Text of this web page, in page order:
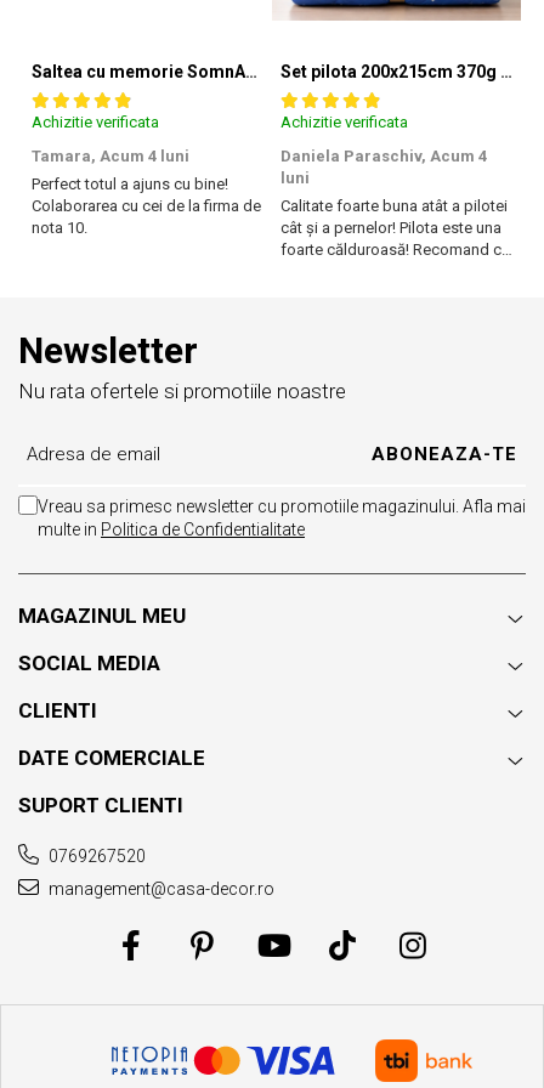
Certificare Oeko-tex Standard 100, pentru absenta
®
indica utilizatorilor finali interesati beneficiile
suplimentare ale sigurantei testate pentru imbracamintea
prietenoasa cu pielea si alte materiale textile. in acest fel, eticheta de
testare ofera un instrument important de luare a deciziilor atunci
cand achizitionati produse textile. increderea in textile – un sinonim
international pentru productia de textile responsabil – de la materia
prima la produsul finit pe rafturile magazinelor.
Saltea cu memorie SomnART XXL Memory Plus 160x190, înălțime 25cm, pentru persoane supraponderale, husă Aloe Vera detașabilă, rulată, fermitate mare
Achizitie verificata
Tamara, Acum 4 luni
Perfect totul a ajuns cu bine!
Colaborarea cu cei de la firma de
nota 10.
Set pilota 200x215cm 370g cu 2 perne 50x70,albastru- PLT36
Achizitie verificata
Daniela Paraschiv, Acum 4
luni
Calitate foarte buna atât a pilotei
cât și a pernelor! Pilota este una
foarte călduroasă! Recomand cu
Newsletter
Nu rata ofertele si promotiile noastre
Vreau sa primesc newsletter cu promotiile magazinului. Afla mai
multe in Politica de Confidentialitate
MAGAZINUL MEU
SOCIAL MEDIA
CLIENTI
DATE COMERCIALE
SUPORT CLIENTI
0769267520
management@casa-decor.ro